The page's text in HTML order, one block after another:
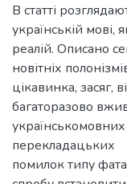
В статті
українській мові,
реалій. Описано
новітніх
цікавинка, засяг,
багаторазово
перекладацьких
помилок типу